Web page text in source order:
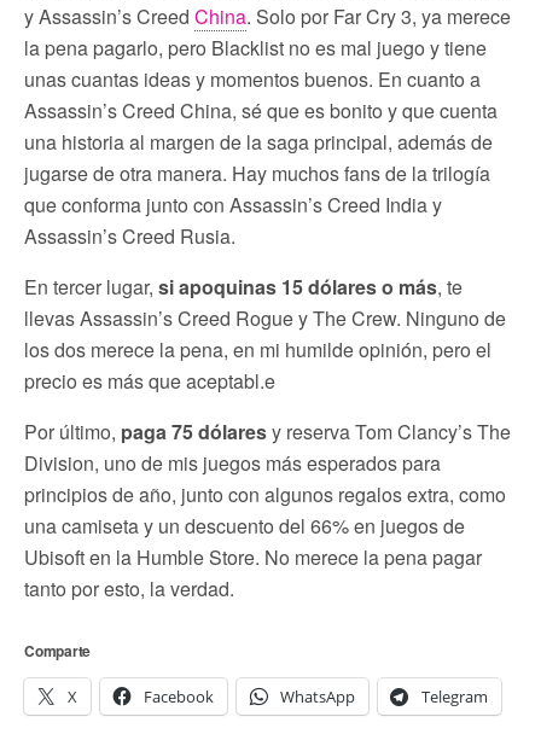
y Assassin’s Creed China. Solo por Far Cry 3, ya merece
la pena pagarlo, pero Blacklist no es mal juego y tiene
unas cuantas ideas y momentos buenos. En cuanto a
Assassin’s Creed China, sé que es bonito y que cuenta
una historia al margen de la saga principal, además de
jugarse de otra manera. Hay muchos fans de la trilogía
que conforma junto con Assassin’s Creed India y
Assassin’s Creed Rusia.
En tercer lugar, si apoquinas 15 dólares o más, te
llevas Assassin’s Creed Rogue y The Crew. Ninguno de
los dos merece la pena, en mi humilde opinión, pero el
precio es más que aceptabl.e
Por último, paga 75 dólaresy reserva Tom Clancy’s The
Division, uno de mis juegos más esperados para
principios de año, junto con algunos regalos extra, como
una camiseta y un descuento del 66% en juegos de
Ubisoft en la Humble Store. No merece la pena pagar
tanto por esto, la verdad.
Comparte
X Facebook WhatsApp Telegram